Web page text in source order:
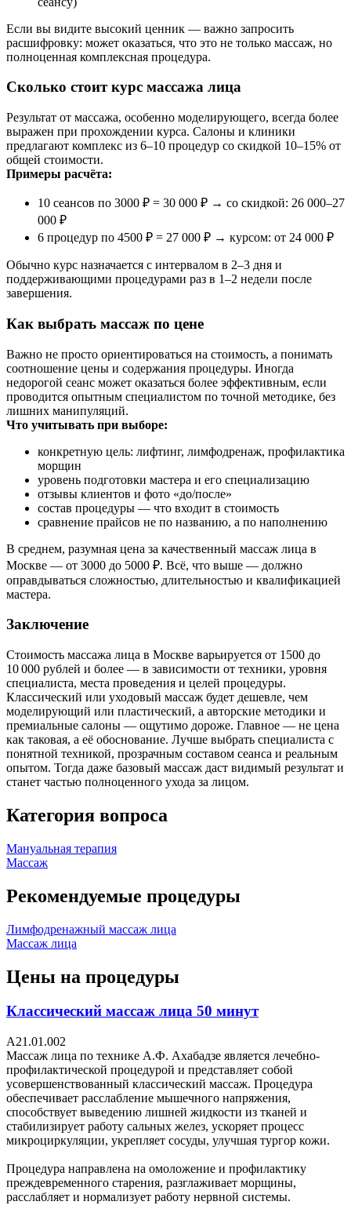
Если вы видите высокий ценник — важно запросить
расшифровку: может оказаться, что это не только массаж, но
полноценная комплексная процедура.
Сколько стоит курс массажа лица
Результат от массажа, особенно моделирующего, всегда более
выражен при прохождении курса. Салоны и клиники
предлагают комплекс из 6–10 процедур со скидкой 10–15% от
общей стоимости.
Примеры расчёта:
10 сеансов по 3000 ₽ = 30 000 ₽ → со скидкой: 26 000–27
000 ₽
6 процедур по 4500 ₽ = 27 000 ₽ → курсом: от 24 000 ₽
Обычно курс назначается с интервалом в 2–3 дня и
поддерживающими процедурами раз в 1–2 недели после
завершения.
Как выбрать массаж по цене
Важно не просто ориентироваться на стоимость, а понимать
соотношение цены и содержания процедуры. Иногда
недорогой сеанс может оказаться более эффективным, если
проводится опытным специалистом по точной методике, без
лишних манипуляций.
Что учитывать при выборе:
конкретную цель: лифтинг, лимфодренаж, профилактика
морщин
уровень подготовки мастера и его специализацию
отзывы клиентов и фото «до/после»
состав процедуры — что входит в стоимость
сравнение прайсов не по названию, а по наполнению
В среднем, разумная цена за качественный массаж лица в
Москве — от 3000 до 5000 ₽. Всё, что выше — должно
оправдываться сложностью, длительностью и квалификацией
мастера.
Заключение
Стоимость массажа лица в Москве варьируется от 1500 до
10 000 рублей и более — в зависимости от техники, уровня
специалиста, места проведения и целей процедуры.
Классический или уходовый массаж будет дешевле, чем
моделирующий или пластический, а авторские методики и
премиальные салоны — ощутимо дороже. Главное — не цена
как таковая, а её обоснование. Лучше выбрать специалиста с
понятной техникой, прозрачным составом сеанса и реальным
опытом. Тогда даже базовый массаж даст видимый результат и
станет частью полноценного ухода за лицом.
Категория вопроса
Мануальная терапия
Массаж
Рекомендуемые процедуры
Лимфодренажный массаж лица
Массаж лица
Цены на процедуры
Классический массаж лица 50 минут
A21.01.002
Массаж лица по технике А.Ф. Ахабадзе является лечебно-
профилактической процедурой и представляет собой
усовершенствованный классический массаж. Процедура
обеспечивает расслабление мышечного напряжения,
способствует выведению лишней жидкости из тканей и
стабилизирует работу сальных желез, ускоряет процесс
микроциркуляции, укрепляет сосуды, улучшая тургор кожи.
Процедура направлена на омоложение и профилактику
преждевременного старения, разглаживает морщины,
расслабляет и нормализует работу нервной системы.